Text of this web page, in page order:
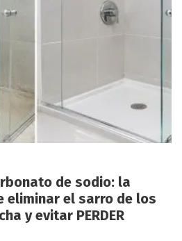
de sodio: la
eliminar el sarro de los
y evitar PERDER